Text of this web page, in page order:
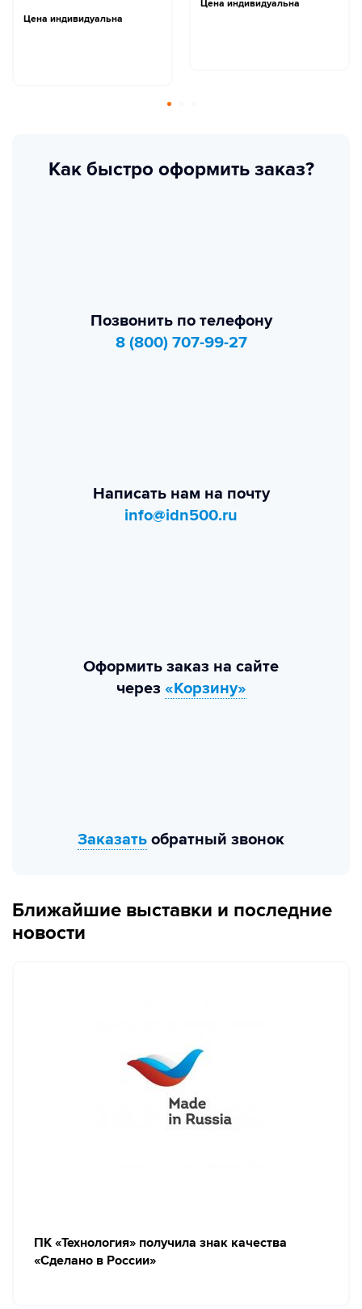
Цена индивидуальна
Цена индивидуальна
Как быстро оформить заказ?
Позвонить по телефону
8 (800) 707-99-27
Написать нам на почту
info@idn500.ru
Оформить заказ на сайте
через «Корзину»
Заказать обратный звонок
Ближайшие выставки и последние
новости
ПК «Технология» получила знак качества
«Сделано в России»